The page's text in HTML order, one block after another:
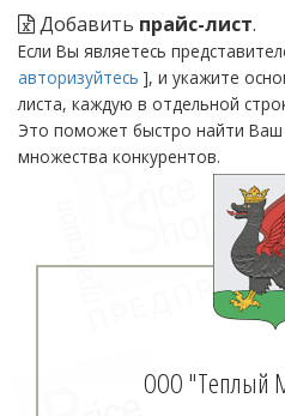
Добавить прайс-лист.
Если Вы являетесь
авторизуйтесь ], и укажите
листа, каждую в отдельной
Это поможет быстро найти Ваш
множества конкурентов.
ООО "Теплый